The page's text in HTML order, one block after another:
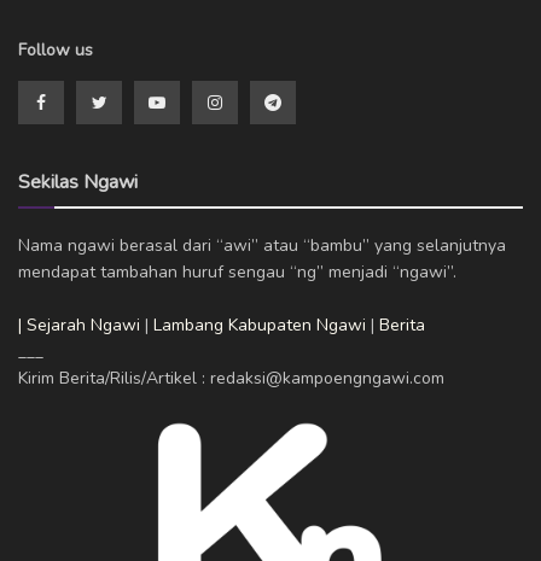
Follow us
Sekilas Ngawi
Nama ngawi berasal dari “awi” atau “bambu” yang selanjutnya
mendapat tambahan huruf sengau “ng” menjadi “ngawi”.
| Sejarah Ngawi | Lambang Kabupaten Ngawi | Berita
___
Kirim Berita/Rilis/Artikel : redaksi@kampoengngawi.com